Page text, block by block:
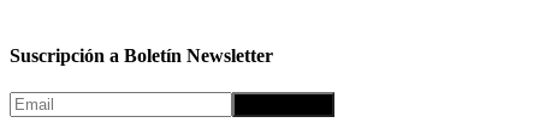
Suscripción a Boletín Newsletter